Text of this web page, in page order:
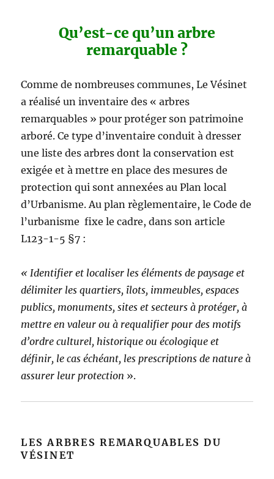
Qu’est-ce qu’un arbre
remarquable ?
Comme de nombreuses communes, Le Vésinet
a réalisé un inventaire des « arbres
remarquables » pour protéger son patrimoine
arboré. Ce type d’inventaire conduit à dresser
une liste des arbres dont la conservation est
exigée et à mettre en place des mesures de
protection qui sont annexées au Plan local
d’Urbanisme. Au plan règlementaire, le Code de
l’urbanisme fixe le cadre, dans son article
L123-1-5 §7 :
« Identifier et localiser les éléments de paysage et
délimiter les quartiers, îlots, immeubles, espaces
publics, monuments, sites et secteurs à protéger, à
mettre en valeur ou à requalifier pour des motifs
d’ordre culturel, historique ou écologique et
définir, le cas échéant, les prescriptions de nature à
assurer leur protection ».
LES ARBRES REMARQUABLES DU
VÉSINET